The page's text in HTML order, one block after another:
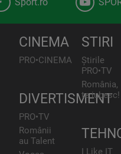
CINEMA
PRO•CINEMA
DIVERTISMENT
PRO•TV
Românii
au Talent
STIRI
Știrile
PRO•TV
România,
te iubesc!
I Like IT